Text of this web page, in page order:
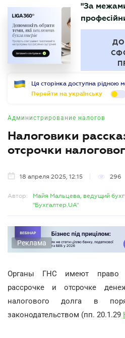
БУХГАЛТЕР
"За межами
Ця сторінка доступна рідною
Перейти на українську
Администрирование налогов
Налоговики
отсрочки
18 апреля 2025, 12:15 296
Автор:
Майя Мальцева, ведущий
"Бухгалтер.UA"
Реклама
Органы ГНС имеют право
рассрочке и отсрочке
налогового долга в
законодательством (пп. 20.1.29